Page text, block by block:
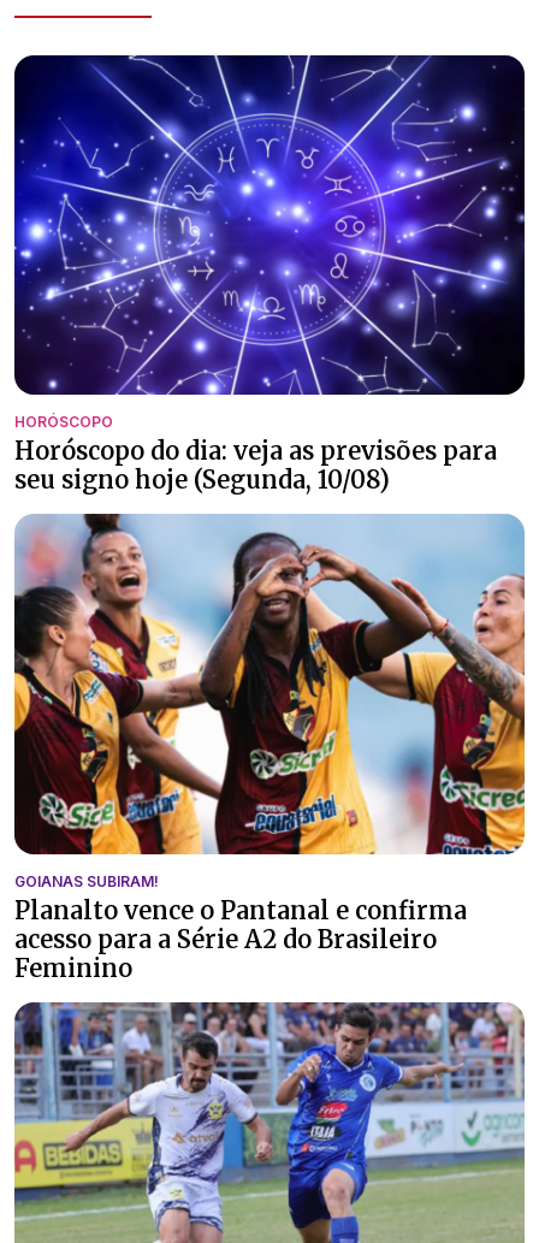
HORÓSCOPO
Horóscopo do dia: veja as previsões para
seu signo hoje (Segunda, 10/08)
GOIANAS SUBIRAM!
Planalto vence o Pantanal e confirma
acesso para a Série A2 do Brasileiro
Feminino